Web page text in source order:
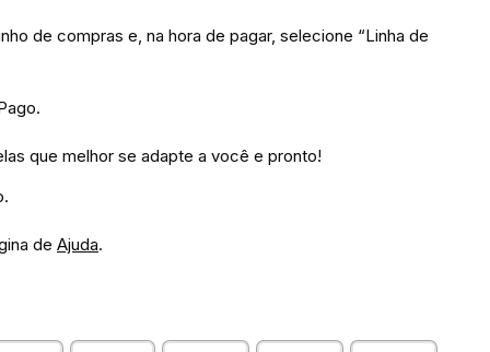
de compras e, na hora de pagar, selecione “Linha de
que melhor se adapte a você e pronto!
deAjuda.